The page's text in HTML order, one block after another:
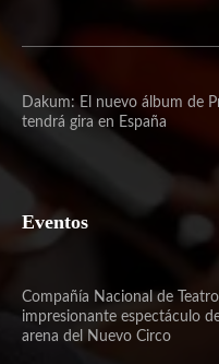
Dakum: El nuevo álbum de
tendrá gira en España
Eventos
Compañía Nacional de
impresionante espectáculo
arena del Nuevo Circo